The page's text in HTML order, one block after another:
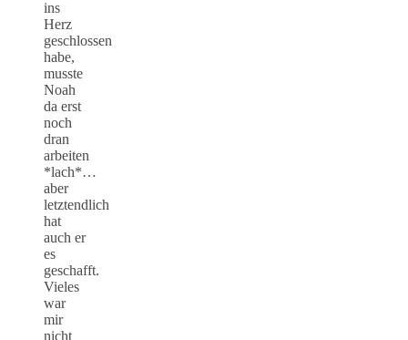
ins
Herz
geschlossen
habe,
musste
Noah
da erst
noch
dran
arbeiten
*lach*…
aber
letztendlich
hat
auch er
es
geschafft.
Vieles
war
mir
nicht